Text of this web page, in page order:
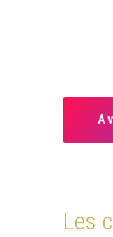
A
Les